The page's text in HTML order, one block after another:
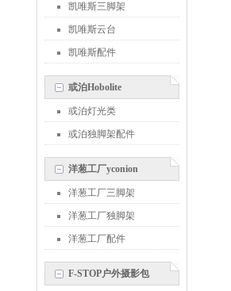
凯唯斯三脚架
凯唯斯云台
凯唯斯配件
或泊Hobolite
或泊灯光类
或泊独脚架配件
洋葱工厂yconion
洋葱工厂三脚架
洋葱工厂独脚架
洋葱工厂配件
F-STOP户外摄影包